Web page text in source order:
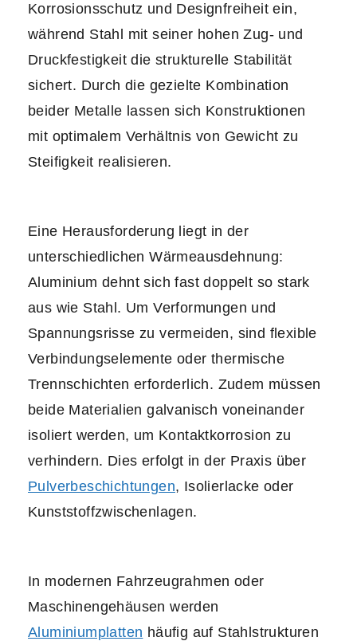
Korrosionsschutz und Designfreiheit ein,
während Stahl mit seiner hohen Zug- und
Druckfestigkeit die strukturelle Stabilität
sichert. Durch die gezielte Kombination
beider Metalle lassen sich Konstruktionen
mit optimalem Verhältnis von Gewicht zu
Steifigkeit realisieren.
Eine Herausforderung liegt in der
unterschiedlichen Wärmeausdehnung:
Aluminium dehnt sich fast doppelt so stark
aus wie Stahl. Um Verformungen und
Spannungsrisse zu vermeiden, sind flexible
Verbindungselemente oder thermische
Trennschichten erforderlich. Zudem müssen
beide Materialien galvanisch voneinander
isoliert werden, um Kontaktkorrosion zu
verhindern. Dies erfolgt in der Praxis über
Pulverbeschichtungen, Isolierlacke oder
Kunststoffzwischenlagen.
In modernen Fahrzeugrahmen oder
Maschinengehäusen werden
Aluminiumplatten häufig auf Stahlstrukturen